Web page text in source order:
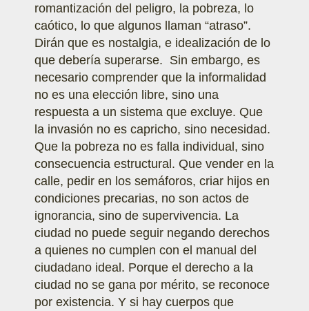
romantización del peligro, la pobreza, lo
caótico, lo que algunos llaman “atraso”.
Dirán que es nostalgia, e idealización de lo
que debería superarse. Sin embargo, es
necesario comprender que la informalidad
no es una elección libre, sino una
respuesta a un sistema que excluye. Que
la invasión no es capricho, sino necesidad.
Que la pobreza no es falla individual, sino
consecuencia estructural. Que vender en la
calle, pedir en los semáforos, criar hijos en
condiciones precarias, no son actos de
ignorancia, sino de supervivencia. La
ciudad no puede seguir negando derechos
a quienes no cumplen con el manual del
ciudadano ideal. Porque el derecho a la
ciudad no se gana por mérito, se reconoce
por existencia. Y si hay cuerpos que